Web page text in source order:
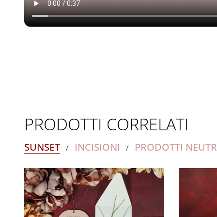
PRODOTTI CORRELATI
SUNSET / INCISIONI / PRODOTTI